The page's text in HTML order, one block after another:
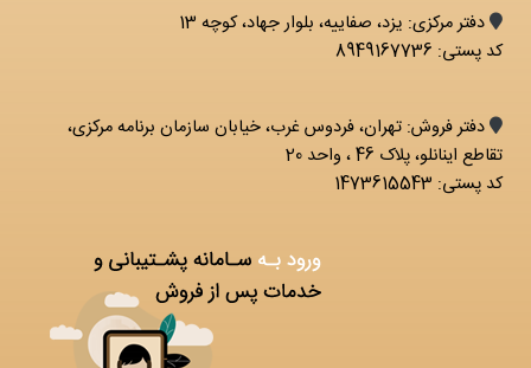
دفتر مرکزی: يزد، صفاییه، بلوار جهاد، کوچه 13
کد پستی: 8949167736
دفتر فروش: تهران، فردوس غرب، خیابان سازمان برنامه مرکزی،
تقاطع اینانلو، پلاک 46 ، واحد 20
کد پستی: 1473615543